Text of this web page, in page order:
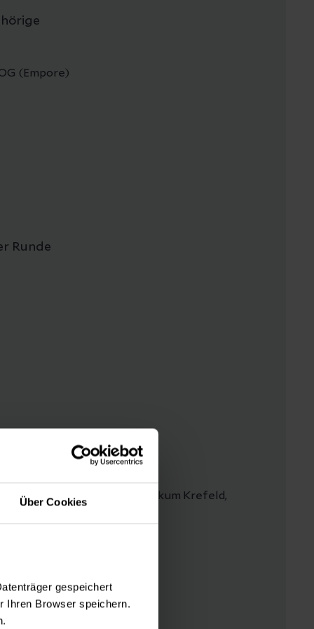
Über Cookies
gespeichert
Ihren Browser speichern.
(Empore)
Runde
der Cafeteria) Helios Klinikum Krefeld,